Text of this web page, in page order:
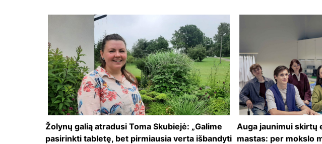
Žolynų galią atradusi Toma Skubiejė: „Galime
pasirinkti tabletę, bet pirmiausia verta išbandyti
Auga jaunimui skirtų
mastas: per mokslo